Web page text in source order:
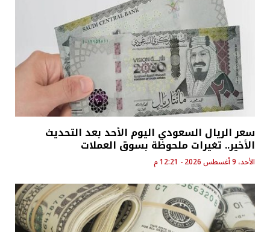
سعر الريال السعودي اليوم الأحد بعد التحديث
الأخير.. تغيرات ملحوظة بسوق العملات
الأحد، 9 أغسطس 2026 - 12:21 م